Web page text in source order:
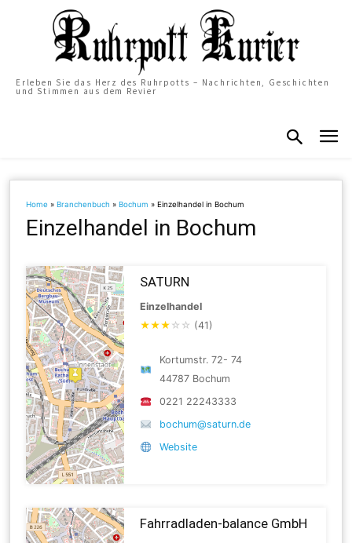
Erleben Sie das Herz des Ruhrpotts – Nachrichten, Geschichten
und Stimmen aus dem Revier
Home »Branchenbuch »Bochum »Einzelhandel in Bochum
Einzelhandel in Bochum
SATURN
Einzelhandel
★★★ ☆ ☆ (41)
Kortumstr. 72- 74
44787 Bochum
0221 22243333
bochum@saturn.de
Website
Fahrradladen-balance GmbH